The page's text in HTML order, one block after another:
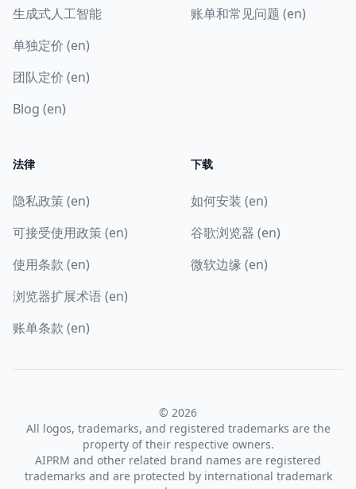
生成式人工智能
单独定价 (en)
团队定价 (en)
Blog (en)
账单和常见问题 (en)
法律
隐私政策 (en)
可接受使用政策 (en)
使用条款 (en)
浏览器扩展术语 (en)
账单条款 (en)
下载
如何安装 (en)
谷歌浏览器 (en)
微软边缘 (en)
© 2026
All logos, trademarks, and registered trademarks are the
property of their respective owners.
AIPRM and other related brand names are registered
trademarks and are protected by international trademark